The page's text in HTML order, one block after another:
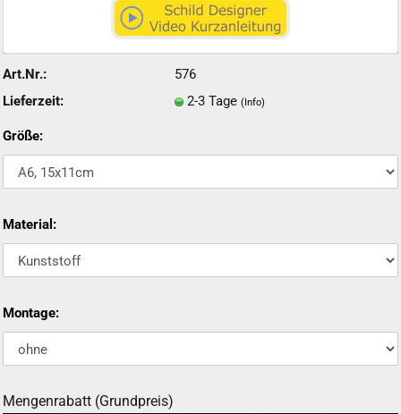
Art.Nr.:
576
Lieferzeit:
2-3 Tage (Info)
Größe:
Material:
Montage:
Mengenrabatt (Grundpreis)